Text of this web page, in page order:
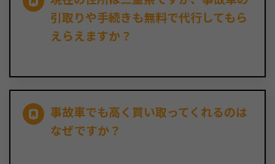
引取りや手続きも無料で代行してもら
えらえますか？
事故車でも高く買い取ってくれるのは
なぜですか？